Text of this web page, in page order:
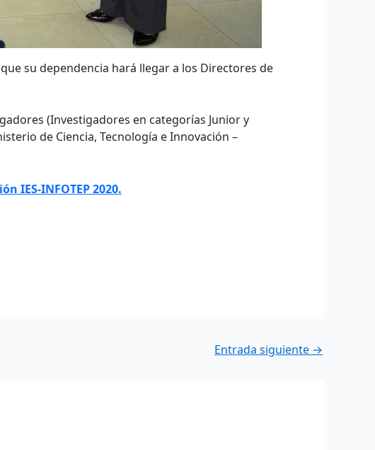
su dependencia hará llegar a los Directores de
(Investigadores en categorías Junior y
de Ciencia, Tecnología e Innovación –
IES-INFOTEP 2020.
Entrada siguiente →